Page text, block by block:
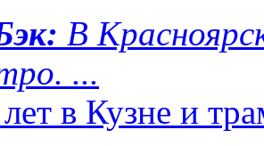
В
...
в Кузне и